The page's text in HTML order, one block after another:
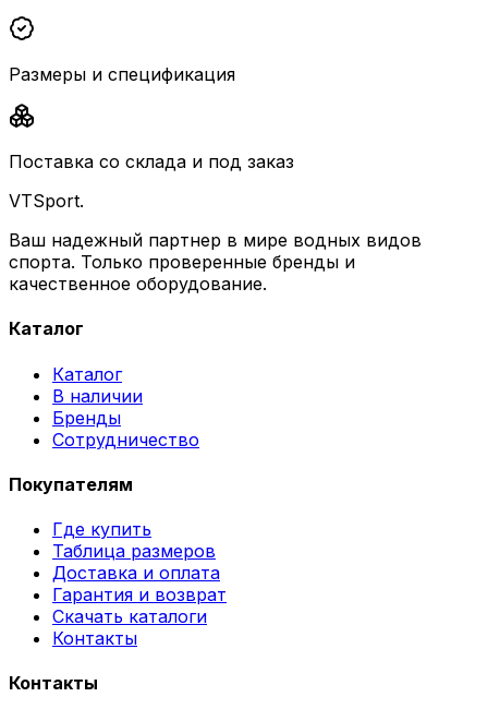
Размеры и спецификация
Поставка со склада и под заказ
VTSport.
Ваш надежный партнер в мире водных видов
спорта. Только проверенные бренды и
качественное оборудование.
Каталог
Каталог
В наличии
Бренды
Сотрудничество
Покупателям
Где купить
Таблица размеров
Доставка и оплата
Гарантия и возврат
Скачать каталоги
Контакты
Контакты